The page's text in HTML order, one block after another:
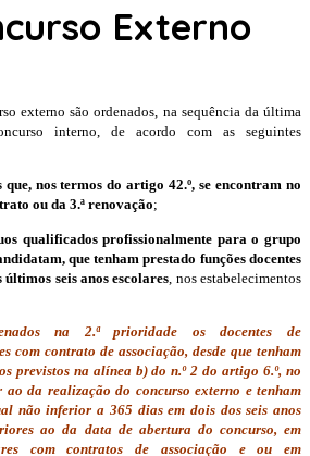
Externo
externo são ordenados, na sequência da última
interno, de acordo com as seguintes
que, nos termos do artigo 42.º, se encontram no
ou da 3.ª renovação;
qualificados profissionalmente para o grupo
que tenham prestado funções docentes
seis anos escolares , nos estabelecimentos
na 2.ª prioridade os docentes de
com contrato de associação, desde que tenham
previstos na alínea b) do n.º 2 do artigo 6.º, no
da realização do concurso externo e tenham
não inferior a 365 dias em dois dos seis anos
ao da data de abertura do concurso, em
com contratos de associação e ou em